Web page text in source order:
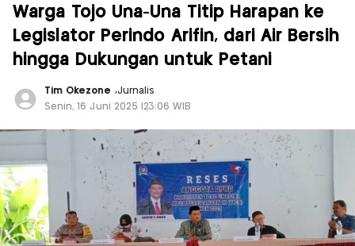
Warga Tojo Una-Una Titip Harapan ke
Legislator Perindo Arifin, dari Air Bersih
hingga Dukungan untuk Petani
Tim Okezone ,Jurnalis
Senin, 16 Juni 2025 |23:06 WIB